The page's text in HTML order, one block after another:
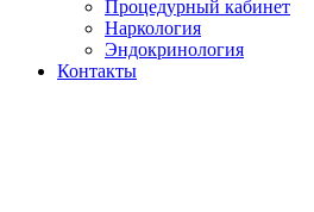
Процедурный кабинет
Наркология
Эндокринология
Контакты